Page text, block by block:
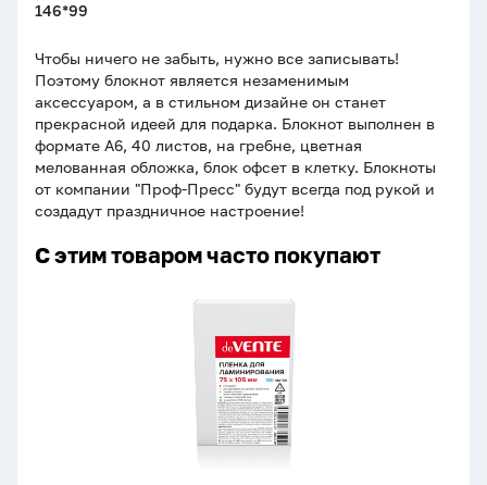
146*99
Чтобы ничего не забыть, нужно все записывать!
Поэтому блокнот является незаменимым
аксессуаром, а в стильном дизайне он станет
прекрасной идеей для подарка. Блокнот выполнен в
формате А6, 40 листов, на гребне, цветная
мелованная обложка, блок офсет в клетку. Блокноты
от компании "Проф-Пресс" будут всегда под рукой и
создадут праздничное настроение!
С этим товаром часто покупают